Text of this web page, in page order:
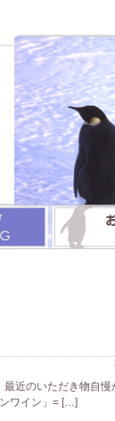
最近のいただき物自
ワイン」= […]